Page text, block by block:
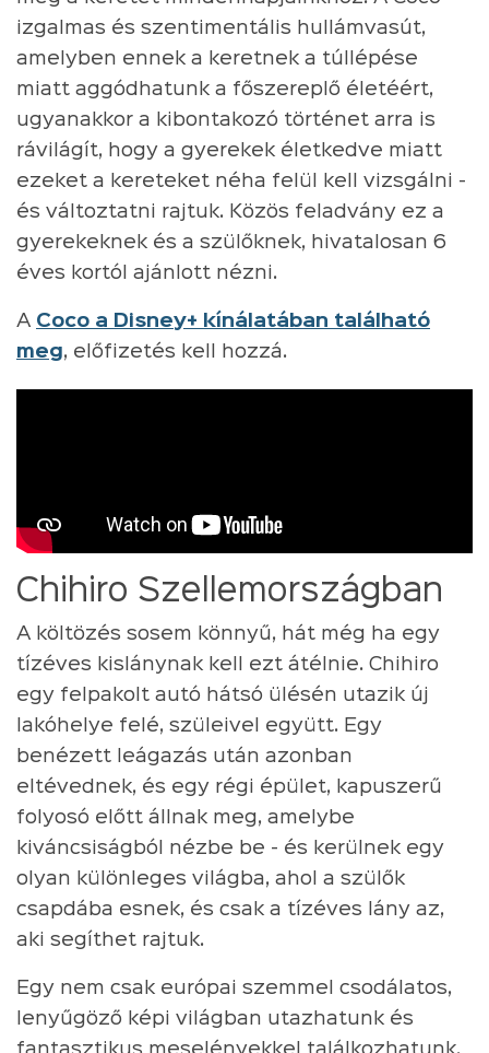
izgalmas és szentimentális hullámvasút,
amelyben ennek a keretnek a túllépése
miatt aggódhatunk a főszereplő életéért,
ugyanakkor a kibontakozó történet arra is
rávilágít, hogy a gyerekek életkedve miatt
ezeket a kereteket néha felül kell vizsgálni -
és változtatni rajtuk. Közös feladvány ez a
gyerekeknek és a szülőknek, hivatalosan 6
éves kortól ajánlott nézni.
A Coco a Disney+ kínálatában található
meg, előfizetés kell hozzá.
Chihiro Szellemországban
A költözés sosem könnyű, hát még ha egy
tízéves kislánynak kell ezt átélnie. Chihiro
egy felpakolt autó hátsó ülésén utazik új
lakóhelye felé, szüleivel együtt. Egy
benézett leágazás után azonban
eltévednek, és egy régi épület, kapuszerű
folyosó előtt állnak meg, amelybe
kiváncsiságból nézbe be - és kerülnek egy
olyan különleges világba, ahol a szülők
csapdába esnek, és csak a tízéves lány az,
aki segíthet rajtuk.
Egy nem csak európai szemmel csodálatos,
lenyűgöző képi világban utazhatunk és
fantasztikus meselényekkel találkozhatunk,